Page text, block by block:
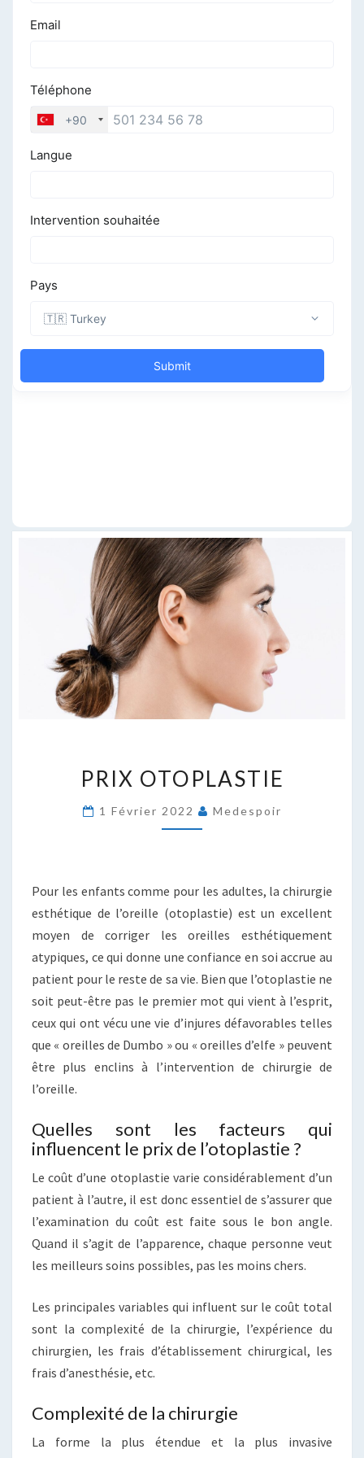
OTOPLASTIE
PRIX OTOPLASTIE
1 Février 2022 Medespoir
Pour les enfants comme pour les adultes, la chirurgie
esthétique de l’oreille (otoplastie) est un excellent
moyen de corriger les oreilles esthétiquement
atypiques, ce qui donne une confiance en soi accrue au
patient pour le reste de sa vie. Bien que l’otoplastie ne
soit peut-être pas le premier mot qui vient à l’esprit,
ceux qui ont vécu une vie d’injures défavorables telles
que « oreilles de Dumbo » ou « oreilles d’elfe » peuvent
être plus enclins à l’intervention de chirurgie de
l’oreille.
Quelles sont les facteurs qui
influencent le prix de l’otoplastie ?
Le coût d’une otoplastie varie considérablement d’un
patient à l’autre, il est donc essentiel de s’assurer que
l’examination du coût est faite sous le bon angle.
Quand il s’agit de l’apparence, chaque personne veut
les meilleurs soins possibles, pas les moins chers.
Les principales variables qui influent sur le coût total
sont la complexité de la chirurgie, l’expérience du
chirurgien, les frais d’établissement chirurgical, les
frais d’anesthésie, etc.
Complexité de la chirurgie
La forme la plus étendue et la plus invasive